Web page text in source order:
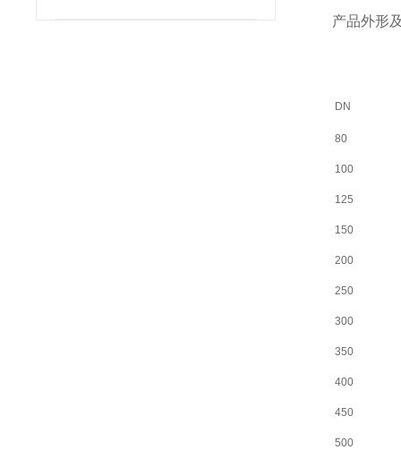
产品外形
DN
80
100
125
150
200
250
300
350
400
450
500